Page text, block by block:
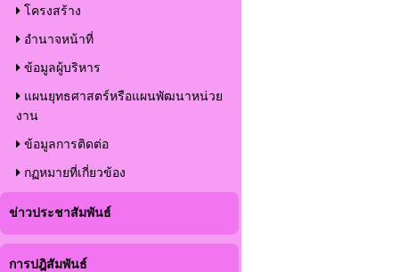
โครงสร้าง
อำนาจหน้าที่
ข้อมูลผู้บริหาร
แผนยุทธศาสตร์หรือแผนพัฒนาหน่วย
งาน
ข้อมูลการติดต่อ
กฏหมายที่เกี่ยวข้อง
ข่าวประชาสัมพันธ์
การปฎิสัมพันธ์